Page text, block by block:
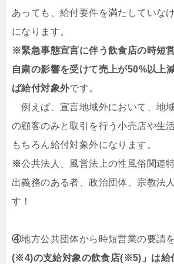
あっても、給付要件を満たしていな
になります。
※緊急事態宣言に伴う飲食店の時短
自粛の影響を受けて売上が50%以上
ば給付対象外です。
例えば、宣言地域外において、地
の顧客のみと取引を行う小売店や生
もちろん給付対象外になります。
※公共法人、風営法上の性風俗関連
出義務のある者、政治団体、宗教法
す！
④地方公共団体から時短営業の要請
(※4)の支給対象の飲食店(※5)」は給